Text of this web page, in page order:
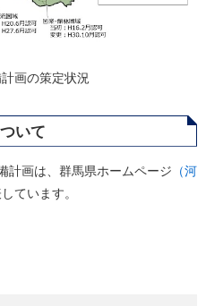
画の策定状況
いて
計画は、群馬県ホームページ （河
ています。